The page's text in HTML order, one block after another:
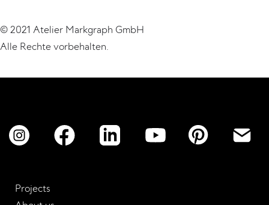
© 2021 Atelier Markgraph GmbH
Alle Rechte vorbehalten.
Projects